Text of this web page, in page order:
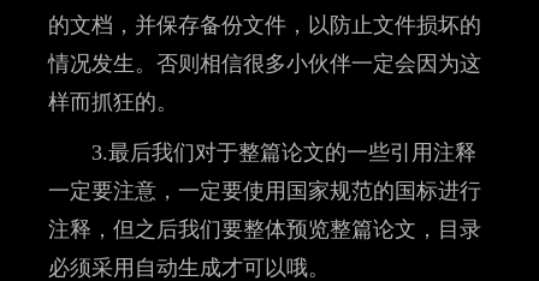
的文档，并保存备份文件，以防止文件损坏的
情况发生。否则相信很多小伙伴一定会因为这
样而抓狂的。
3.最后我们对于整篇论文的一些引用注释
一定要注意，一定要使用国家规范的国标进行
注释，但之后我们要整体预览整篇论文，目录
必须采用自动生成才可以哦。